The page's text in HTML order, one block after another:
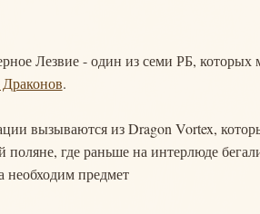
Лезвие - один из семи РБ,
.
вызываются из Dragon Vortex,
поляне, где раньше на интерлюде
необходим предмет